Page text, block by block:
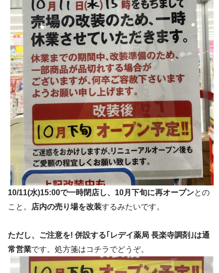
10/11(水)15:00で一時閉店し、10月下旬に再オープンとの
こと。
店内の売り場を改装するみたいです。
ただし、ご注意を! 併設する｢レデイ薬局 長楽寺調剤｣は通
常営業です。処方箋はコチラでどうぞ。